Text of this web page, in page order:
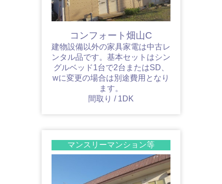
コンフォート畑山C
建物設備以外の家具家電は中古レ
ンタル品です。基本セットはシン
グルベッド1台で2台またはSD、
wに変更の場合は別途費用となり
ます。
間取り / 1DK
マンスリーマンション等